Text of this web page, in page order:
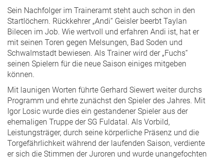
Sein Nachfolger im Traineramt steht auch schon in den
Startlöchern. Rückkehrer „Andi“ Geisler beerbt Taylan
Bilecen im Job. Wie wertvoll und erfahren Andi ist, hat er
mit seinen Toren gegen Melsungen, Bad Soden und
Schwalmstadt bewiesen. Als Trainer wird der „Fuchs“
seinen Spielern für die neue Saison einiges mitgeben
können.
Mit launigen Worten führte Gerhard Siewert weiter durchs
Programm und ehrte zunächst den Spieler des Jahres. Mit
Igor Losic wurde dies ein gestandener Spieler aus der
ehemaligen Truppe der SG Fuldatal. Als Vorbild,
Leistungsträger, durch seine körperliche Präsenz und die
Torgefährlichkeit während der laufenden Saison, verdiente
er sich die Stimmen der Juroren und wurde unangefochten